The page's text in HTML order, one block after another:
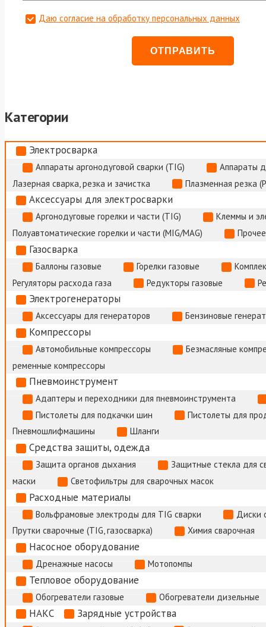
Даю согласие на обработку персональных данных
Категории
Электросварка
Аппараты аргонодуговой сварки (TIG)
Аппараты
Лазерная сварка, резка и зачистка
Плазменная резка
Аксессуары для электросварки
Аргонодуговые горелки и части (TIG)
Клеммы и
Полуавтоматические горелки и части (MIG/MAG)
Газосварка
Баллоны газовые Горелки газовые
Регуляторы расхода газа
Редукторы газовые
Электрогенераторы
Аксессуары для генераторов Бензиновые
Компрессоры
Автомобильные компрессоры
Безмасляные
ременные компрессоры
Пневмоинструмент
Адаптеры и переходники для пневмоинструмента
Пистолеты для подкачки шин
Пистолеты для
Пневмошлифмашины
Шланги
Средства защиты, одежда
Защита органов дыхания
Защитные стекла для
маски
Светофильтры для сварочных масок
Расходные материалы
Вольфрамовые электроды для TIG сварки
Диски
Прутки сварочные (TIG, газосварка)
Химия сварочная
Насосное оборудование
Дренажные насосы Мотопомпы
Тепловое оборудование
Обогреватели газовые Обогреватели дизельные
НАКС Зарядные устройства